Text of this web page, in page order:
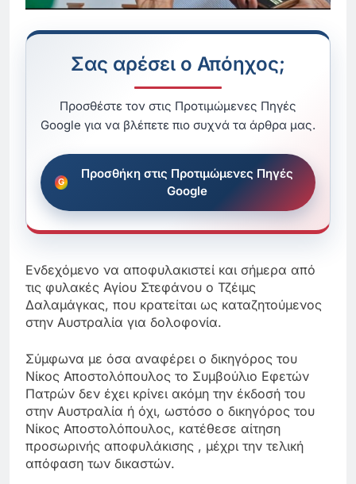
Σας αρέσει ο Απόηχος;
Προσθέστε τον στις Προτιμώμενες Πηγές
Google για να βλέπετε πιο συχνά τα άρθρα μας.
Προσθήκη στις Προτιμώμενες Πηγές
Google
Ενδεχόμενο να αποφυλακιστεί και σήμερα από
τις φυλακές Αγίου Στεφάνου ο Τζέιμς
Δαλαμάγκας, που κρατείται ως καταζητούμενος
στην Αυστραλία για δολοφονία.
Σύμφωνα με όσα αναφέρει ο δικηγόρος του
Νίκος Αποστολόπουλος το Συμβούλιο Εφετών
Πατρών δεν έχει κρίνει ακόμη την έκδοσή του
στην Αυστραλία ή όχι, ωστόσο ο δικηγόρος του
Νίκος Αποστολόπουλος, κατέθεσε αίτηση
προσωρινής αποφυλάκισης , μέχρι την τελική
απόφαση των δικαστών.